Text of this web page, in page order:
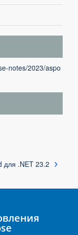
notes/2023/aspo
для .NET 23.2